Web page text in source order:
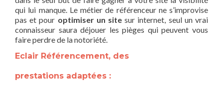
qui lui manque. Le métier de référenceur ne s’improvise
pas et pour optimiser un site sur internet, seul un vrai
connaisseur saura déjouer les pièges qui peuvent vous
faire perdre de la notoriété.
Eclair Référencement, des
prestations adaptées :